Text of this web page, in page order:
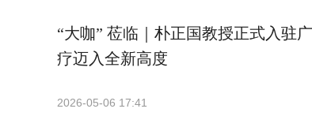
“大咖” 莅临｜朴正国教授正式入驻
疗迈入全新高度
2026-05-06 17:41